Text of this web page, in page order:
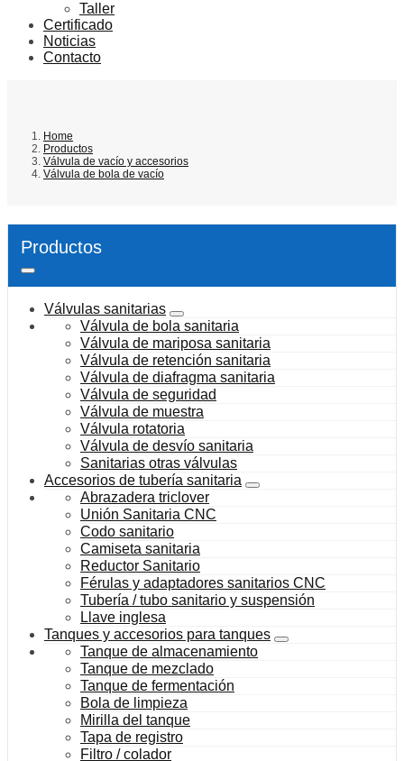
Taller
Certificado
Noticias
Contacto
Home
Productos
Válvula de vacío y accesorios
Válvula de bola de vacío
Productos
Válvulas sanitarias
Válvula de bola sanitaria
Válvula de mariposa sanitaria
Válvula de retención sanitaria
Válvula de diafragma sanitaria
Válvula de seguridad
Válvula de muestra
Válvula rotatoria
Válvula de desvío sanitaria
Sanitarias otras válvulas
Accesorios de tubería sanitaria
Abrazadera triclover
Unión Sanitaria CNC
Codo sanitario
Camiseta sanitaria
Reductor Sanitario
Férulas y adaptadores sanitarios CNC
Tubería / tubo sanitario y suspensión
Llave inglesa
Tanques y accesorios para tanques
Tanque de almacenamiento
Tanque de mezclado
Tanque de fermentación
Bola de limpieza
Mirilla del tanque
Tapa de registro
Filtro / colador